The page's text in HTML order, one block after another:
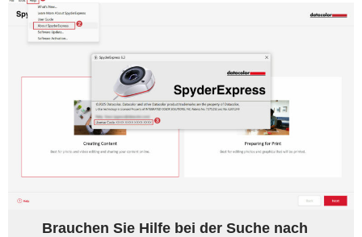
Brauchen Sie Hilfe bei der Suche nach